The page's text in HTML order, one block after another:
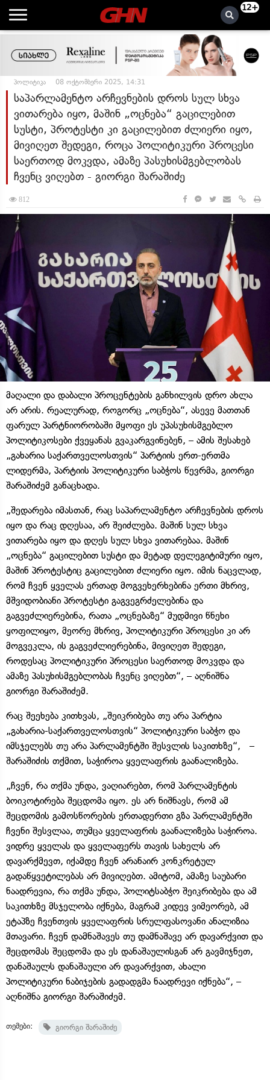
12+
პოლიტიკა 08 ოქტომბერი 2025, 14:31
საპარლამენტო არჩევნების დროს სულ სხვა
ვითარება იყო, მაშინ „ოცნება“ გაცილებით
სუსტი, პროტესტი კი გაცილებით ძლიერი იყო,
მივიღეთ შედეგი, როცა პოლიტიკური პროცესი
საერთოდ მოკვდა, ამაზე პასუხისმგებლობას
ჩვენც ვიღებთ - გიორგი შარაშიძე
812
მაღალი და დაბალი პროცენტების განხილვის დრო ახლა
არ არის. რეალურად, როგორც „ოცნება“, ასევე მათთან
ფარულ პარტნიორობაში მყოფი ეს უპასუხისმგებლო
პოლიტიკოსები ქვეყანას გვაკარგვინებენ, – ამის შესახებ
„გახარია საქართველოსთვის“ პარტიის ერთ-ერთმა
ლიდერმა, პარტიის პოლიტიკური საბჭოს წევრმა, გიორგი
შარაშიძემ განაცხადა.
„შედარება იმასთან, რაც საპარლამენტო არჩევნების დროს
იყო და რაც დღესაა, არ შეიძლება. მაშინ სულ სხვა
ვითარება იყო და დღეს სულ სხვა ვითარებაა. მაშინ
„ოცნება“ გაცილებით სუსტი და მეტად დელეგიტიმური იყო,
მაშინ პროტესტიც გაცილებით ძლიერი იყო. იმის ნაცვლად,
რომ ჩვენ ყველას ერთად მოგვეხერხებინა ერთი მხრივ,
მშვიდობიანი პროტესტი გაგვეგრძელებინა და
გაგვეძლიერებინა, რათა „ოცნებაზე“ მუდმივი წნეხი
ყოფილიყო, მეორე მხრივ, პოლიტიკური პროცესი კი არ
მოგვეკლა, ის გაგვეძლიერებინა, მივიღეთ შედეგი,
როდესაც პოლიტიკური პროცესი საერთოდ მოკვდა და
ამაზე პასუხისმგებლობას ჩვენც ვიღებთ“, – აღნიშნა
გიორგი შარაშიძემ.
რაც შეეხება კითხვას, „შეიკრიბება თუ არა პარტია
„გახარია-საქართველოსთვის“ პოლიტიკური საბჭო და
იმსჯელებს თუ არა პარლამენტში შესვლის საკითხზე“, –
შარაშიძის თქმით, საჭიროა ყველაფრის გაანალიზება.
„ჩვენ, რა თქმა უნდა, ვაღიარებთ, რომ პარლამენტის
ბოიკოტირება შეცდომა იყო. ეს არ ნიშნავს, რომ ამ
შეცდომის გამოსწორების ერთადერთი გზა პარლამენტში
ჩვენი შესვლაა, თუმცა ყველაფრის გაანალიზება საჭიროა.
ვიდრე ყველას და ყველაფერს თავის სახელს არ
დავარქმევთ, იქამდე ჩვენ არანაირ კონკრეტულ
გადაწყვეტილებას არ მივიღებთ. ამიტომ, ამაზე საუბარი
ნაადრევია, რა თქმა უნდა, პოლიტსაბჭო შეიკრიბება და ამ
საკითხზე მსჯელობა იქნება, მაგრამ კიდევ ვიმეორებ, ამ
ეტაპზე ჩვენთვის ყველაფრის სრულფასოვანი ანალიზია
მთავარი. ჩვენ დამნაშავეს თუ დამნაშავე არ დავარქვით და
შეცდომას შეცდომა და ეს დანაშაულისგან არ გავმიჯნეთ,
დანაშაულს დანაშაული არ დავარქვით, ახალი
პოლიტიკური ნაბიჯების გადადგმა ნაადრევი იქნება“, –
აღნიშნა გიორგი შარაშიძემ.
თემები: გიორგი შარაშიძე